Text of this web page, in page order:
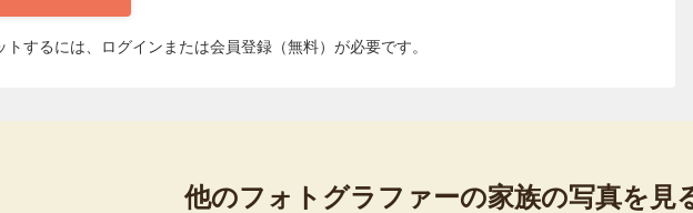
するには、ログインまたは会員登録（無料）が必要です。
他のフォトグラファーの家族の写真を見